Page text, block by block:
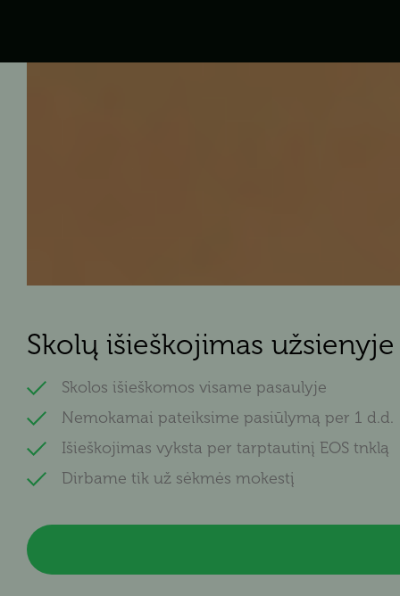
Skolų išieškojimas užsienyje
Skolos išieškomos visame pasaulyje
Nemokamai pateiksime pasiūlymą per 1 d.d.
Išieškojimas vyksta per tarptautinį EOS tnklą
Dirbame tik už sėkmės mokestį